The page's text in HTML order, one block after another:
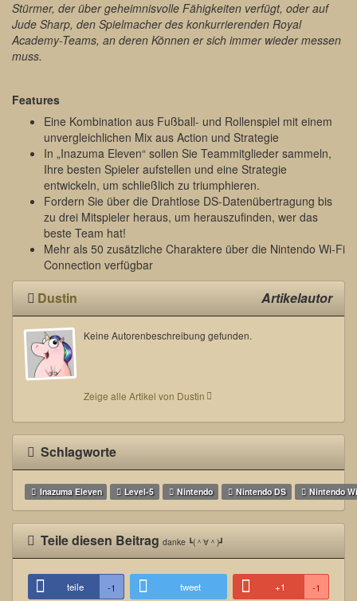
Stürmer, der über geheimnisvolle Fähigkeiten verfügt, oder auf
Jude Sharp, den Spielmacher des konkurrierenden Royal
Academy-Teams, an deren Können er sich immer wieder messen
muss.
Features
Eine Kombination aus Fußball- und Rollenspiel mit einem
unvergleichlichen Mix aus Action und Strategie
In „Inazuma Eleven“ sollen Sie Teammitglieder sammeln,
Ihre besten Spieler aufstellen und eine Strategie
entwickeln, um schließlich zu triumphieren.
Fordern Sie über die Drahtlose DS-Datenübertragung bis
zu drei Mitspieler heraus, um herauszufinden, wer das
beste Team hat!
Mehr als 50 zusätzliche Charaktere über die Nintendo Wi-Fi
Connection verfügbar
Dustin Artikelautor
Keine Autorenbeschreibung gefunden.
Zeige alle Artikel von Dustin
Schlagworte
Inazuma Eleven Level-5 Nintendo Nintendo DS Nintendo
Teile diesen Beitragdanke ┗(＾∀＾)┛
teile -1 tweet +1 -1